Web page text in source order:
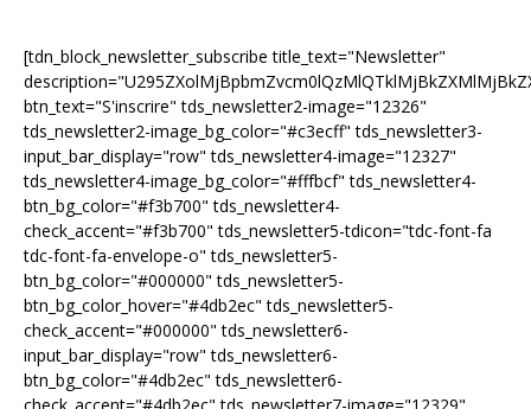
[tdn_block_newsletter_subscribe title_text="Newsletter"
btn_text="S'inscrire" tds_newsletter2-image="12326"
tds_newsletter2-image_bg_color="#c3ecff" tds_newsletter3-
input_bar_display="row" tds_newsletter4-image="12327"
tds_newsletter4-image_bg_color="#fffbcf" tds_newsletter4-
btn_bg_color="#f3b700" tds_newsletter4-
check_accent="#f3b700" tds_newsletter5-tdicon="tdc-font-fa
tdc-font-fa-envelope-o" tds_newsletter5-
btn_bg_color="#000000" tds_newsletter5-
btn_bg_color_hover="#4db2ec" tds_newsletter5-
check_accent="#000000" tds_newsletter6-
input_bar_display="row" tds_newsletter6-
btn_bg_color="#4db2ec" tds_newsletter6-